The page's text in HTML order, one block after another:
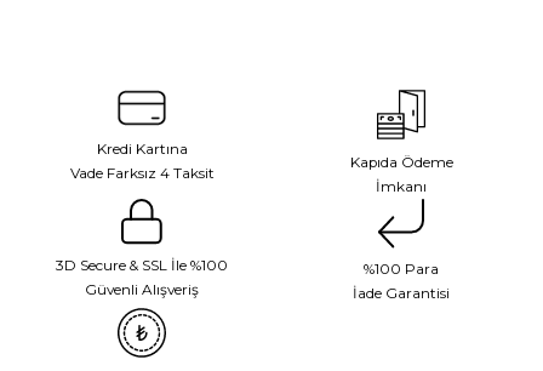
Kredi Kartına
Vade Farksız 4 Taksit
Kapıda Ödeme
İmkanı
3D Secure & SSL İle %100
Güvenli Alışveriş
%100 Para
İade Garantisi